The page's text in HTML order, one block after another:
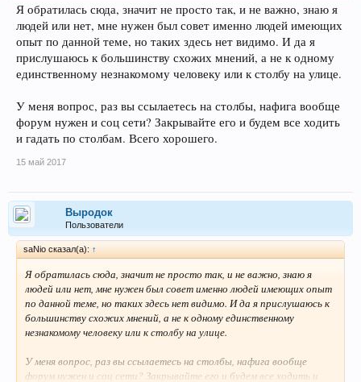
Я обратилась сюда, значит не просто так, и не важно, знаю я
людей или нет, мне нужен был совет именно людей имеющих
опыт по данной теме, но таких здесь нет видимо. И да я
прислушаюсь к большинству схожих мнений, а не к одному
единственному незнакомому человеку или к столбу на улице.
У меня вопрос, раз вы ссылаетесь на столбы, нафига вообще
форум нужен и соц сети? Закрывайте его и будем все ходить
и гадать по столбам. Всего хорошего.
15 май 2017
Выродок
Пользователи
saNio сказал(а): ↑
Я обратилась сюда, значит не просто так, и не важно, знаю я
людей или нет, мне нужен был совет именно людей имеющих опыт
по данной теме, но таких здесь нет видимо. И да я прислушаюсь к
большинству схожих мнений, а не к одному единственному
незнакомому человеку или к столбу на улице.
У меня вопрос, раз вы ссылаетесь на столбы, нафига вообще
форум нужен и соц сети? Закрывайте его и будем все ходить и